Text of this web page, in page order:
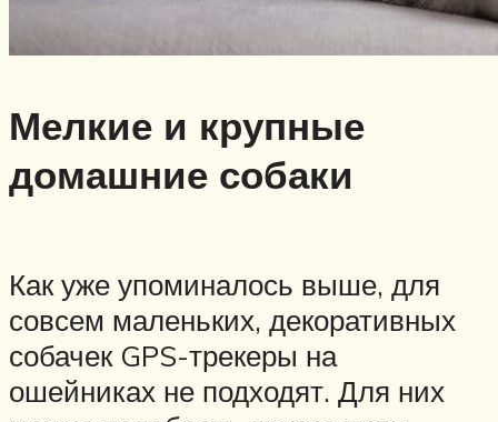
Мелкие и крупные
домашние собаки
Как уже упоминалось выше, для
совсем маленьких, декоративных
собачек GPS-трекеры на
ошейниках не подходят. Для них